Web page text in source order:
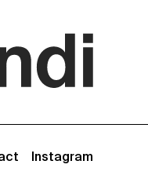
Instagram